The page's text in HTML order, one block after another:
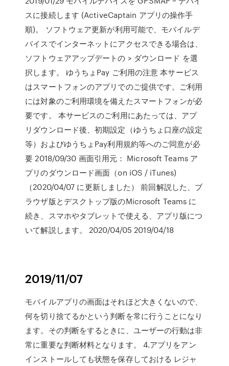
スに接続します (ActiveCaptain アプリの操作手
順)。 ソフトウェア更新が利用可能で、モバイルデ
バイスでインターネットにアクセスできる場合は、
ソフトウェアアップデートの > ダウンロード を選
択します。 ゆうちょPay ご利用の注意 本サービス
はスマートフォンのアプリでのご提供です。ご利用
には対象のご利用環境を備えたスマートフォンが必
要です。 本サービスのご利用にあたっては、アプ
リダウンロード後、初期設定（ゆうちょ口座の設定
等）およびゆうちょPay利用規約等へのご同意が必
要 2018/09/30 画面引用元： Microsoft Teams ア
プリのダウンロード画面（on iOS / iTunes)
（2020/04/07 に更新しました） 前回解説した、ブ
ラウザ版とデスクトップ版のMicrosoft Teams に
続き、スマホやタブレットで使える、アプリ版につ
いて解説します。 2020/04/05 2019/04/18
2019/11/07
モバイルアプリの画面はそれほど大きくないので、
何を切り捨てるかという判断を常に行うことになり
ます。その判断をするときに、ユーザーの行動は非
常に重要な判断材料となります。 4.アプリをアン
インストールしても状態を保存しておける レジャ